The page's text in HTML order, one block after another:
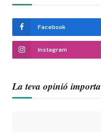
Facebook
Instagram
La teva opinió importa